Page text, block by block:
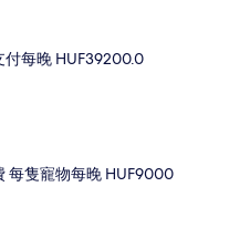
每晚 HUF39200.0
每隻寵物每晚 HUF9000